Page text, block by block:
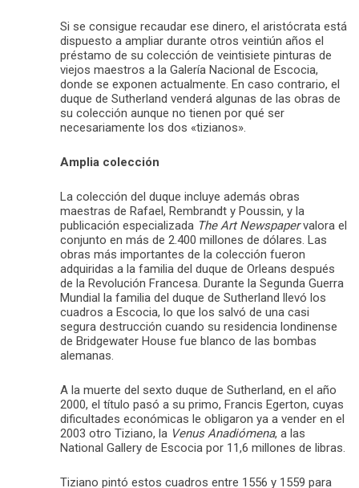
Si se consigue recaudar ese dinero, el aristócrata está
dispuesto a ampliar durante otros veintiún años el
préstamo de su colección de veintisiete pinturas de
viejos maestros a la Galería Nacional de Escocia,
donde se exponen actualmente. En caso contrario, el
duque de Sutherland venderá algunas de las obras de
su colección aunque no tienen por qué ser
necesariamente los dos «tizianos».
Amplia colección
La colección del duque incluye además obras
maestras de Rafael, Rembrandt y Poussin, y la
publicación especializada The Art Newspapervalora el
conjunto en más de 2.400 millones de dólares. Las
obras más importantes de la colección fueron
adquiridas a la familia del duque de Orleans después
de la Revolución Francesa. Durante la Segunda Guerra
Mundial la familia del duque de Sutherland llevó los
cuadros a Escocia, lo que los salvó de una casi
segura destrucción cuando su residencia londinense
de Bridgewater House fue blanco de las bombas
alemanas.
A la muerte del sexto duque de Sutherland, en el año
2000, el título pasó a su primo, Francis Egerton, cuyas
dificultades económicas le obligaron ya a vender en el
2003 otro Tiziano, la Venus Anadiómena, a las
National Gallery de Escocia por 11,6 millones de libras.
Tiziano pintó estos cuadros entre 1556 y 1559 para